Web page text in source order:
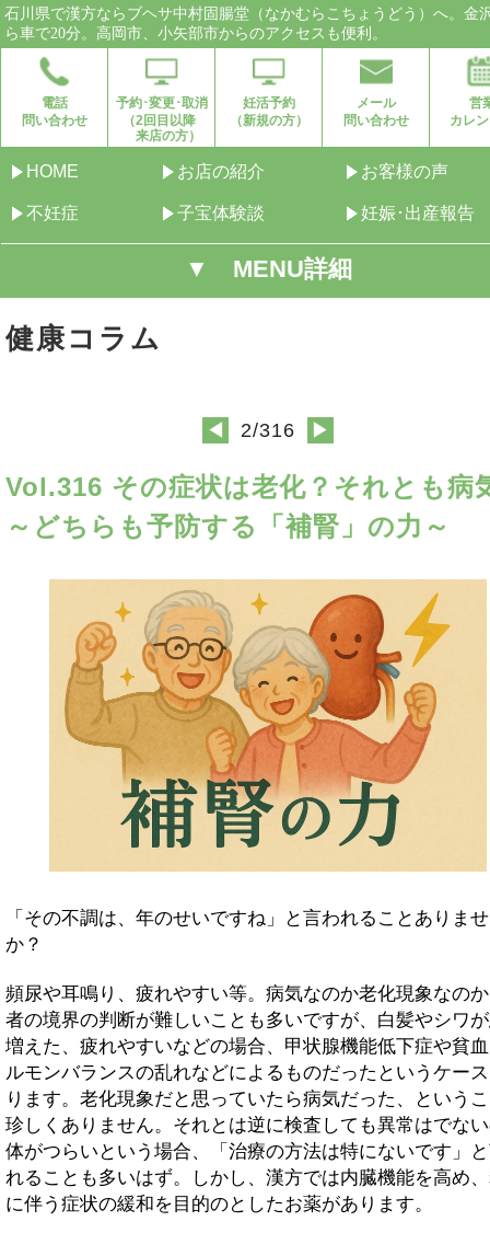
石川県で漢方ならブヘサ中村固腸堂（なかむらこちょうどう）へ。金
ら車で20分。高岡市、小矢部市からのアクセスも便利。
電話
問い合わせ
予約･変更･取消
（2回目以降
来店の方）
妊活予約
（新規の方）
メール
問い合わせ
営
カレ
HOME お店の紹介 お客様の声
不妊症 子宝体験談 妊娠･出産報告
▼ MENU詳細
健康コラム
◀ 2/316 ▶
Vol.316 その症状は老化？それとも病
～どちらも予防する「補腎」の力～
「その不調は、年のせいですね」と言われることありま
か？
頻尿や耳鳴り、疲れやすい等。病気なのか老化現象なの
者の境界の判断が難しいことも多いですが、白髪やシワ
増えた、疲れやすいなどの場合、甲状腺機能低下症や貧
ルモンバランスの乱れなどによるものだったというケー
ります。老化現象だと思っていたら病気だった、という
珍しくありません。それとは逆に検査しても異常はでな
体がつらいという場合、「治療の方法は特にないです」
れることも多いはず。しかし、漢方では内臓機能を高め
に伴う症状の緩和を目的のとしたお薬があります。